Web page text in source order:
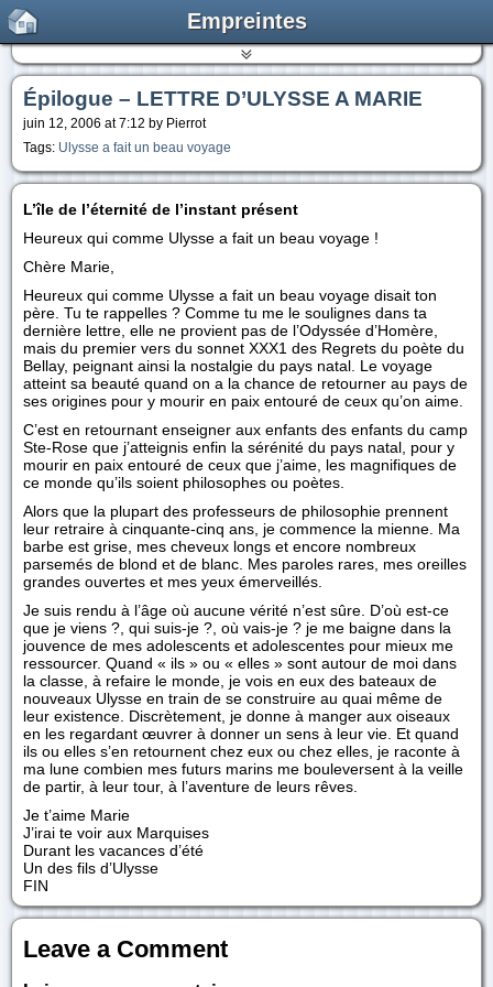
Empreintes
Épilogue – LETTRE D’ULYSSE A MARIE
juin 12, 2006 at 7:12 by Pierrot
Tags: Ulysse a fait un beau voyage
L’île de l’éternité de l’instant présent
Heureux qui comme Ulysse a fait un beau voyage !
Chère Marie,
Heureux qui comme Ulysse a fait un beau voyage disait ton
père. Tu te rappelles ? Comme tu me le soulignes dans ta
dernière lettre, elle ne provient pas de l’Odyssée d’Homère,
mais du premier vers du sonnet XXX1 des Regrets du poète du
Bellay, peignant ainsi la nostalgie du pays natal. Le voyage
atteint sa beauté quand on a la chance de retourner au pays de
ses origines pour y mourir en paix entouré de ceux qu’on aime.
C’est en retournant enseigner aux enfants des enfants du camp
Ste-Rose que j’atteignis enfin la sérénité du pays natal, pour y
mourir en paix entouré de ceux que j’aime, les magnifiques de
ce monde qu’ils soient philosophes ou poètes.
Alors que la plupart des professeurs de philosophie prennent
leur retraire à cinquante-cinq ans, je commence la mienne. Ma
barbe est grise, mes cheveux longs et encore nombreux
parsemés de blond et de blanc. Mes paroles rares, mes oreilles
grandes ouvertes et mes yeux émerveillés.
Je suis rendu à l’âge où aucune vérité n’est sûre. D’où est-ce
que je viens ?, qui suis-je ?, où vais-je ? je me baigne dans la
jouvence de mes adolescents et adolescentes pour mieux me
ressourcer. Quand « ils » ou « elles » sont autour de moi dans
la classe, à refaire le monde, je vois en eux des bateaux de
nouveaux Ulysse en train de se construire au quai même de
leur existence. Discrètement, je donne à manger aux oiseaux
en les regardant œuvrer à donner un sens à leur vie. Et quand
ils ou elles s’en retournent chez eux ou chez elles, je raconte à
ma lune combien mes futurs marins me bouleversent à la veille
de partir, à leur tour, à l’aventure de leurs rêves.
Je t’aime Marie
J’irai te voir aux Marquises
Durant les vacances d’été
Un des fils d’Ulysse
FIN
Leave a Comment